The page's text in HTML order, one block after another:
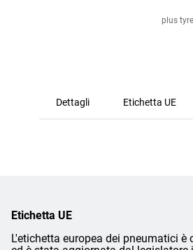
plus
Dettagli Etichetta UE
Etichetta UE
L'etichetta europea dei pneumatici è